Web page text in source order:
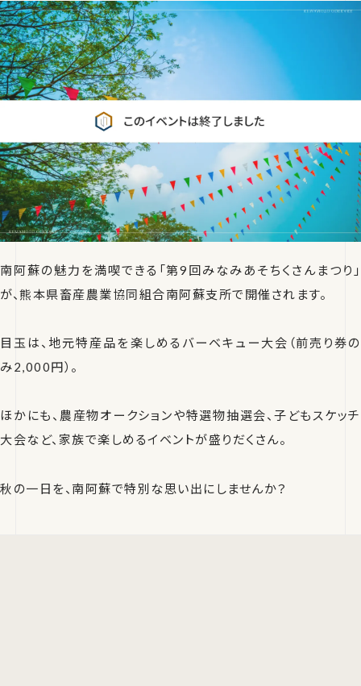
南阿蘇の魅力を満喫できる「第9回みなみあそちくさんまつり」
が、熊本県畜産農業協同組合南阿蘇支所で開催されます。
目玉は、地元特産品を楽しめるバーベキュー大会（前売り券の
み2,000円）。
ほかにも、農産物オークションや特選物抽選会、子どもスケッチ
大会など、家族で楽しめるイベントが盛りだくさん。
秋の一日を、南阿蘇で特別な思い出にしませんか？